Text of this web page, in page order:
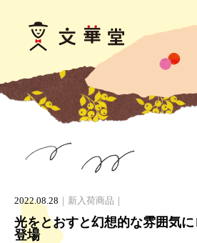
2022.08.28 新入荷商品
光をとおすと幻想的な雰囲気
登場